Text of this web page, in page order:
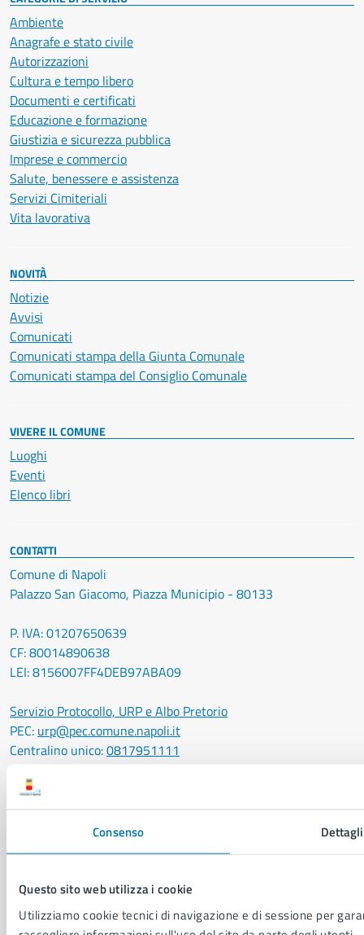
Consenso Dettagli
Questo sito web utilizza i cookie
Utilizziamo cookie tecnici di navigazione e di sessione per
Ambiente
Anagrafe e stato civile
Autorizzazioni
Cultura e tempo libero
Documenti e certificati
Educazione e formazione
Giustizia e sicurezza pubblica
Imprese e commercio
Salute, benessere e assistenza
Servizi Cimiteriali
Vita lavorativa
NOVITÀ
Notizie
Avvisi
Comunicati
Comunicati stampa della Giunta Comunale
Comunicati stampa del Consiglio Comunale
VIVERE IL COMUNE
Luoghi
Eventi
Elenco libri
CONTATTI
Comune di Napoli
Palazzo San Giacomo, Piazza Municipio - 80133
P. IVA: 01207650639
CF: 80014890638
LEI: 8156007FF4DEB97ABA09
Servizio Protocollo, URP e Albo Pretorio
PEC: urp@pec.comune.napoli.it
Centralino unico:0817951111
Leggi le FAQ
Prenotazione appuntamento
Richiesta assistenza
Amministrazione trasparente
Informativa privacy
Cookie Policy
Social Media Policy